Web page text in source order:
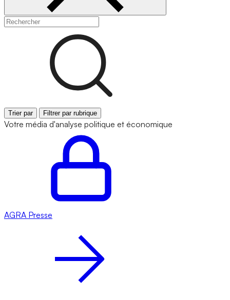
Trier par Filtrer par rubrique
Votre média d'analyse politique et économique
AGRA Presse